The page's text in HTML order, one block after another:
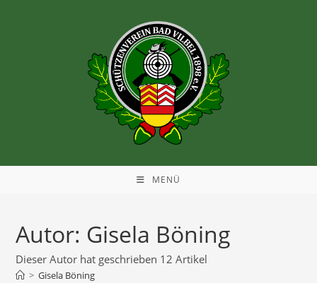
MENÜ
Autor: Gisela Böning
Dieser Autor hat geschrieben 12 Artikel
> Gisela Böning